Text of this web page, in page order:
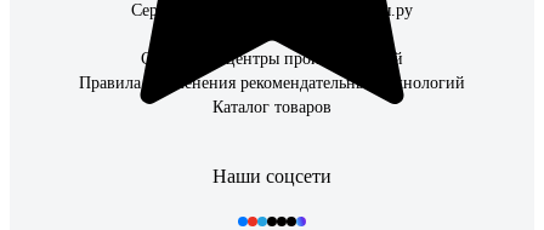
Сервисный центр ВсеИнструменты.ру
Сервисные центры производителей
Правила применения рекомендательных технологий
Каталог товаров
Наши соцсети